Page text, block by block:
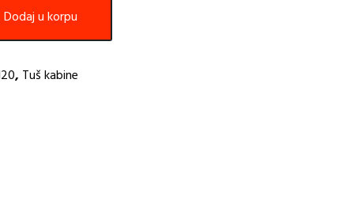
Dodaj u korpu
, Tuš kabine